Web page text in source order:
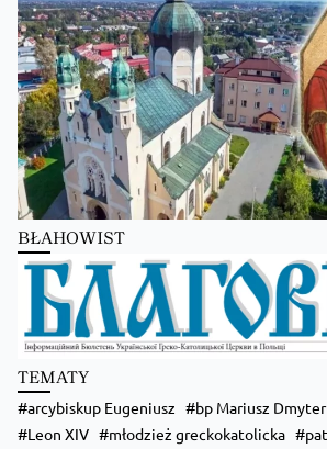
Преображення Господнє в Лодзі
Zobacz
BŁAHOWIST
TEMATY
arcybiskup Eugeniusz bp Mariusz
Leon XIV
młodzież greckokatolicka